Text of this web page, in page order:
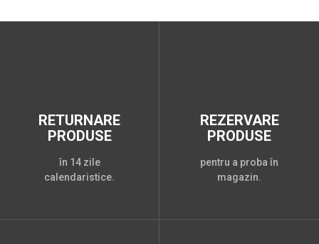
RETURNARE
PRODUSE
în 14 zile
calendaristice.
REZERVARE
PRODUSE
pentru a proba în
magazin.